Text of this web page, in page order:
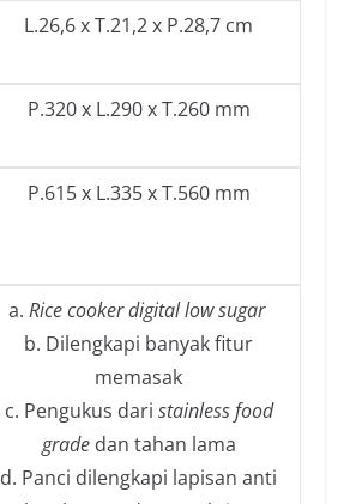
L.26,6 x T.21,2 x P.28,7 cm
P.320 x L.290 x T.260 mm
P.615 x L.335 x T.560 mm
a. Rice cooker digital low sugar
b. Dilengkapi banyak fitur
memasak
c. Pengukus dari stainless food
grade dan tahan lama
d. Panci dilengkapi lapisan anti